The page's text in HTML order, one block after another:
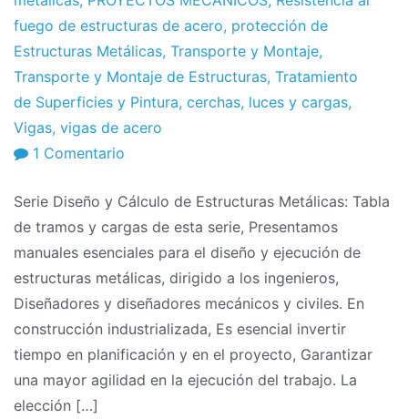
fuego de estructuras de acero, protección de
Estructuras Metálicas, Transporte y Montaje,
Transporte y Montaje de Estructuras, Tratamiento
de Superficies y Pintura, cerchas, luces y cargas,
Vigas, vigas de acero
1 Comentario
Diseño
y
Cálculo
de
Estructuras
Metálicas:
Tabla
de
Serie Diseño y Cálculo de Estructuras Metálicas: Tabla
de tramos y cargas de esta serie, Presentamos
manuales esenciales para el diseño y ejecución de
estructuras metálicas, dirigido a los ingenieros,
Diseñadores y diseñadores mecánicos y civiles. En
construcción industrializada, Es esencial invertir
tiempo en planificación y en el proyecto, Garantizar
una mayor agilidad en la ejecución del trabajo. La
elección […]